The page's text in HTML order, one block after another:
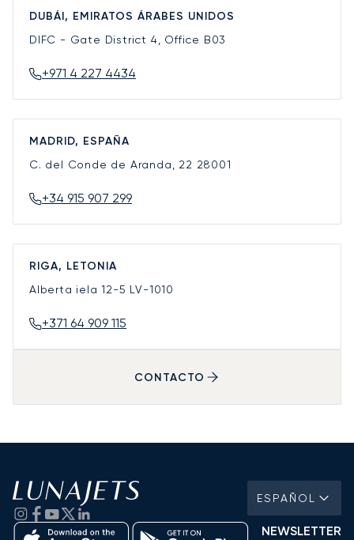
DUBÁI, EMIRATOS ÁRABES UNIDOS
DIFC - Gate District 4, Office B03
+971 4 227 4434
MADRID, ESPAÑA
C. del Conde de Aranda, 22 28001
+34 915 907 299
RIGA, LETONIA
Alberta iela 12-5 LV-1010
+371 64 909 115
CONTACTO
ESPAÑOL
NEWSLETTER